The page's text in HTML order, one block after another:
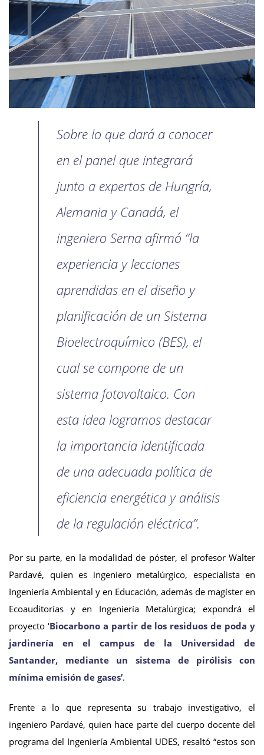
Sobre lo que dará a conocer
en el panel que integrará
junto a expertos de Hungría,
Alemania y Canadá, el
ingeniero Serna afirmó “la
experiencia y lecciones
aprendidas en el diseño y
planificación de un Sistema
Bioelectroquímico (BES), el
cual se compone de un
sistema fotovoltaico. Con
esta idea logramos destacar
la importancia identificada
de una adecuada política de
eficiencia energética y análisis
de la regulación eléctrica”.
Por su parte, en la modalidad de póster, el profesor Walter
Pardavé, quien es ingeniero metalúrgico, especialista en
Ingeniería Ambiental y en Educación, además de magíster en
Ecoauditorías y en Ingeniería Metalúrgica; expondrá el
proyecto ‘Biocarbono a partir de los residuos de poda y
jardinería en el campus de la Universidad de
Santander, mediante un sistema de pirólisis con
mínima emisión de gases’.
Frente a lo que representa su trabajo investigativo, el
ingeniero Pardavé, quien hace parte del cuerpo docente del
programa del Ingeniería Ambiental UDES, resaltó “estos son